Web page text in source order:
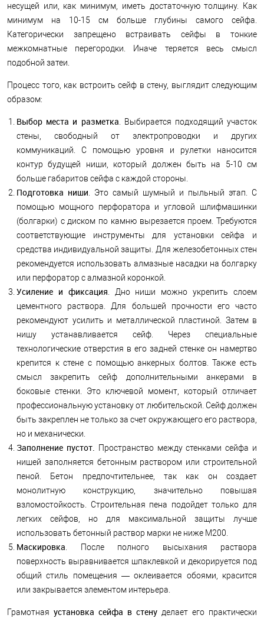
несущей или, как минимум, иметь достаточную толщину. Как
минимум на 10-15 см больше глубины самого сейфа.
Категорически запрещено встраивать сейфы в тонкие
межкомнатные перегородки. Иначе теряется весь смысл
подобной затеи.
Процесс того, как встроить сейф в стену, выглядит следующим
образом:
Выбор места и разметка . Выбирается подходящий участок
стены, свободный от электропроводки и других
коммуникаций. С помощью уровня и рулетки наносится
контур будущей ниши, который должен быть на 5-10 см
больше габаритов сейфа с каждой стороны.
Подготовка ниши . Это самый шумный и пыльный этап. С
помощью мощного перфоратора и угловой шлифмашинки
(болгарки) с диском по камню вырезается проем. Требуются
соответствующие инструменты для установки сейфа и
средства индивидуальной защиты. Для железобетонных стен
рекомендуется использовать алмазные насадки на болгарку
или перфоратор с алмазной коронкой.
Усиление и фиксация . Дно ниши можно укрепить слоем
цементного раствора. Для большей прочности его часто
рекомендуют усилить и металлической пластиной. Затем в
нишу устанавливается сейф. Через специальные
технологические отверстия в его задней стенке он намертво
крепится к стене с помощью анкерных болтов. Также есть
смысл закрепить сейф дополнительными анкерами в
боковые стенки. Это ключевой момент, который отличает
профессиональную установку от любительской. Сейф должен
быть закреплен не только за счет окружающего его раствора,
но и механически.
Заполнение пустот.
Пространство между стенками сейфа и
нишей заполняется бетонным раствором или строительной
пеной. Бетон предпочтительнее, так как он создает
монолитную конструкцию, значительно повышая
взломостойкость. Строительная пена подойдет только для
легких сейфов, но для максимальной защиты лучше
использовать бетонный раствор марки не ниже М200.
Маскировка . После полного высыхания раствора
поверхность выравнивается шпаклевкой и декорируется под
общий стиль помещения — оклеивается обоями, красится
или закрывается элементом интерьера.
Грамотная установка сейфа в стену делает его практически